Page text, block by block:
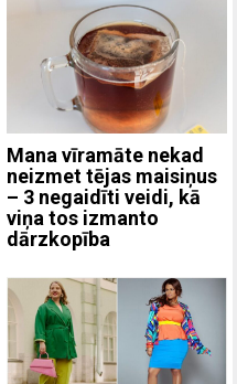
Mana vīramāte nekad
neizmet tējas maisiņus
– 3 negaidīti veidi, kā
viņa tos izmanto
dārzkopība